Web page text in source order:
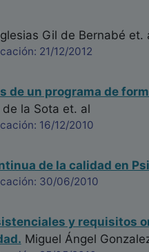
Gil de Bernabé et.
21/12/2012
de un programa de
de la Sota et. al
16/12/2010
de la calidad en
30/06/2010
y requisitos
Miguel Ángel